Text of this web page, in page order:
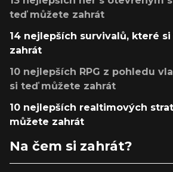
teď můžete zahrát
14 nejlepších survivalů, které
zahrát
10 nejlepších RPG z pohledu
si teď můžete zahrát
10 nejlepších realtimových
můžete zahrát
Na čem si zahrát?